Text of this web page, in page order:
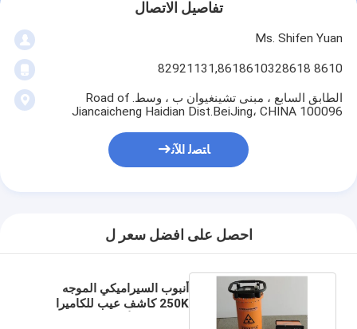
تفاصيل الاتصال
Ms. Shifen Yuan
8610 82921131,8618610328618
الطابق السابع ، مبنى تشينغيوان ب ، وسط. Road of
Jiancaicheng Haidian Dist.BeiJing، CHINA 100096
ﺎﺘﺼﻟ ﺍﻶﻧ
احصل على افضل سعر ل
أنبوب السيراميكي الموجه
250K كاشف عيب للكاميرا